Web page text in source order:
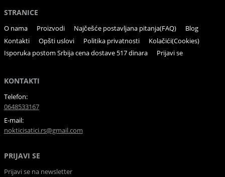
STRANICE
O nama Proizvodi Najčešće postavljana pitanja(FAQ)
Blog
Kontakti
Opšti uslovi Politika privatnosti
Kolačići(Cookies)
Isporuka postom Srbija cena dostave 517 dinara
Prijavi se
KONTAKTI
Telefon:
0648533167
E-mail:
nokticisatici.rs@gmail.com
PRIJAVI SE
Prijavi se na newsletter